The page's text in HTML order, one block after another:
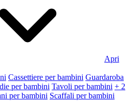
Apri
Cassettiere per bambini Guardaroba
per bambini Tavoli per bambini + 2
per bambini Scaffali per bambini